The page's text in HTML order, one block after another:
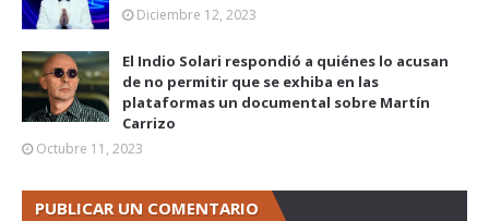
Diciembre 12, 2023
El Indio Solari respondió a quiénes lo acusan
de no permitir que se exhiba en las
plataformas un documental sobre Martín
Carrizo
Octubre 11, 2023
PUBLICAR UN COMENTARIO